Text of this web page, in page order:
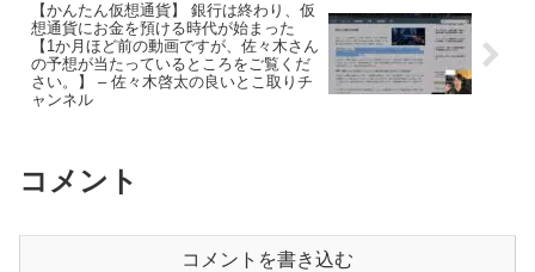
【かんたん仮想通貨】 銀行は終わり、仮
想通貨にお金を預ける時代が始まった
【1か月ほど前の動画ですが、佐々木さん
の予想が当たっているところをご覧くだ
さい。】 – 佐々木啓太の良いとこ取りチ
ャンネル
コメント
コメントを書き込む